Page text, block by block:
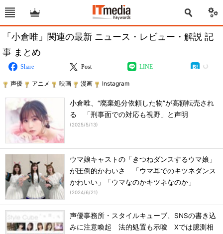
「小倉唯」関連の最新 ニュース・レビュー・解説 記
事 まとめ
Share Post LINE
声優 アニメ 映画 漫画 Instagram
小倉唯、“廃棄処分依頼した物”が高額転売され
る 「刑事面での対応も視野」と声明
(2025/5/13)
ウマ娘キャストの「きつねダンスするウマ娘」
が圧倒的かわいさ 「ウマ耳でのキツネダンス
かわいい」「ウマなのかキツネなのか」
(2024/6/21)
声優事務所・スタイルキューブ、SNSの書き込
みに注意喚起 法的処置も示唆 Xでは臆測相